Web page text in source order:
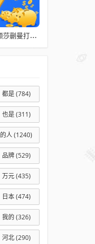
王曼昱孙颖莎蒯曼打出3个3-0，蒯曼230位排名差碾压，中国女团太稳了
都是(784)
也是(311)
的人(1240)
品牌(529)
万元(435)
日本(474)
我的 (326)
河北(290)